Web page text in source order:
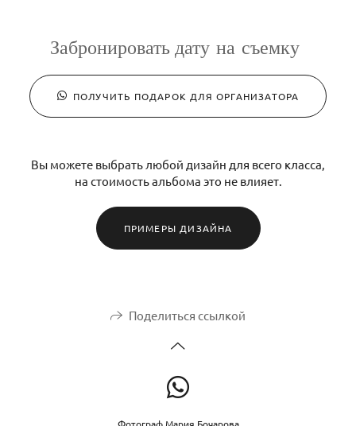
Забронировать дату на съемку
ПОЛУЧИТЬ ПОДАРОК ДЛЯ ОРГАНИЗАТОРА
Вы можете выбрать любой дизайн для всего класса,
на стоимость альбома это не влияет.
ПРИМЕРЫ ДИЗАЙНА
Поделиться ссылкой